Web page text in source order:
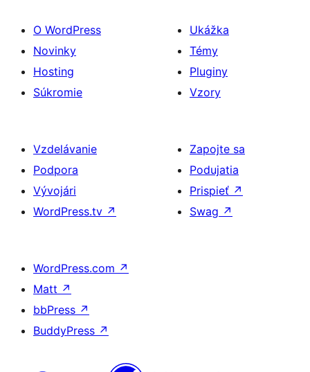
O WordPress
Novinky
Hosting
Súkromie
Ukážka
Témy
Pluginy
Vzory
Vzdelávanie
Podpora
Vývojári
WordPress.tv ↗
Zapojte sa
Podujatia
Prispieť ↗
Swag ↗
WordPress.com ↗
Matt ↗
bbPress ↗
BuddyPress ↗